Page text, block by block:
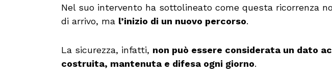
Nel suo intervento ha sottolineato come questa ricorrenza
di arrivo, ma l’inizio di un nuovo percorso.
La sicurezza, infatti, non può essere considerata un dato
costruita, mantenuta e difesa ogni giorno.